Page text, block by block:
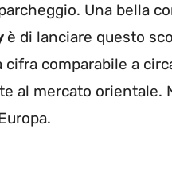
Una bella
è di lanciare questo
cifra comparabile a
al mercato orientale.